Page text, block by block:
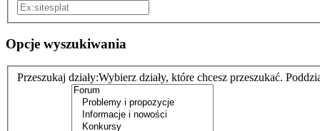
Opcje wyszukiwania
Przeszukaj działy:Wybierz działy, które chcesz przeszukać.